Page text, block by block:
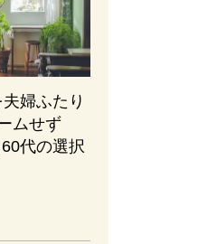
婦ふたり
ムせず
代の選択